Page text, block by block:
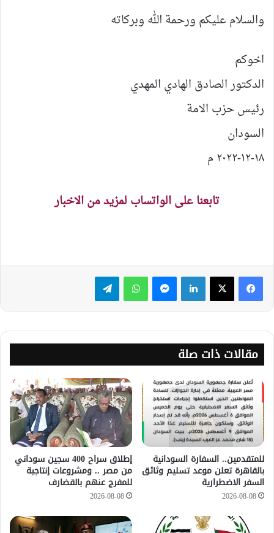
والسلام عليكم ورحمة الله وبركاته
اخوكم
الدكتور الصادق الهادي المهدي
رئيس حزب الامة
السودان
١٨-١٢-٢٠٢٢ م
تابعنا على الواتساب لمزيد من الاخبار
لينكدإن ماسنجر واتساب تيلقرام
مقالات ذات صلة
للمتقدمين.. السفارة السودانية
بالقاهرة تعلن موعد تسليم وثائق
السفر الاضطرارية
2026-08-08
إطلاق سراح 400 سجين سوداني
من مصر .. ومشروعات إنتاجية
للمفرج عنهم بالقضارف
2026-08-08